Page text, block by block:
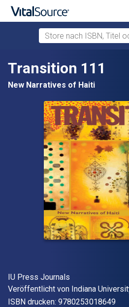
Zum Hauptinhalt springen
Store nach ISBN, Titel
Transition 111
New Narratives of Haiti
Autor(en)
IU Press Journals
Verleger
Veröffentlicht von Indiana
ISBN drucken: 9780253018649